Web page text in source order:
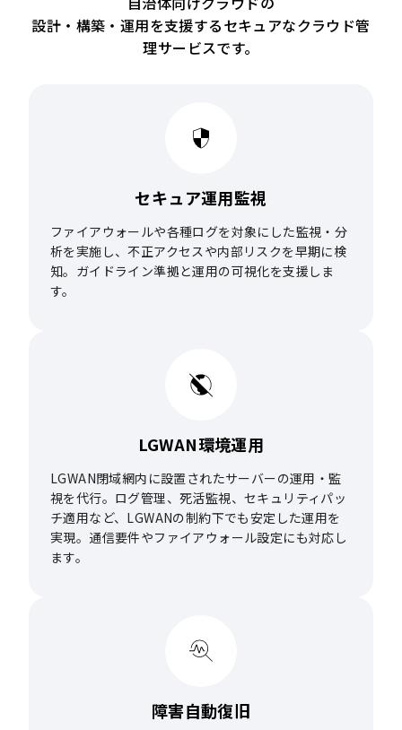
設計・構築・運用を支援するセキュアなクラウド管
理サービスです。
セキュア運用監視
ファイアウォールや各種ログを対象にした監視・分
析を実施し、不正アクセスや内部リスクを早期に検
知。ガイドライン準拠と運用の可視化を支援しま
す。
LGWAN環境運用
LGWAN閉域網内に設置されたサーバーの運用・監
視を代行。ログ管理、死活監視、セキュリティパッ
チ適用など、LGWANの制約下でも安定した運用を
実現。通信要件やファイアウォール設定にも対応し
ます。
障害自動復旧